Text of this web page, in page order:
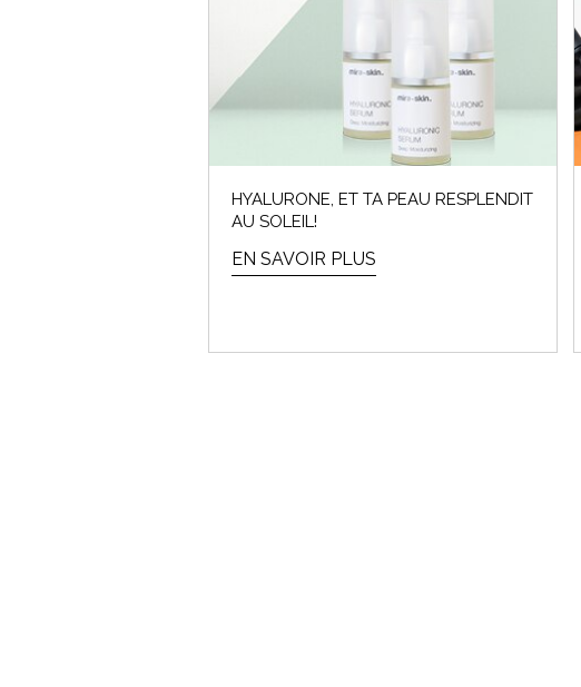
HYALURONE, ET TA PEAU RESPLENDIT
AU SOLEIL!
EN SAVOIR PLUS